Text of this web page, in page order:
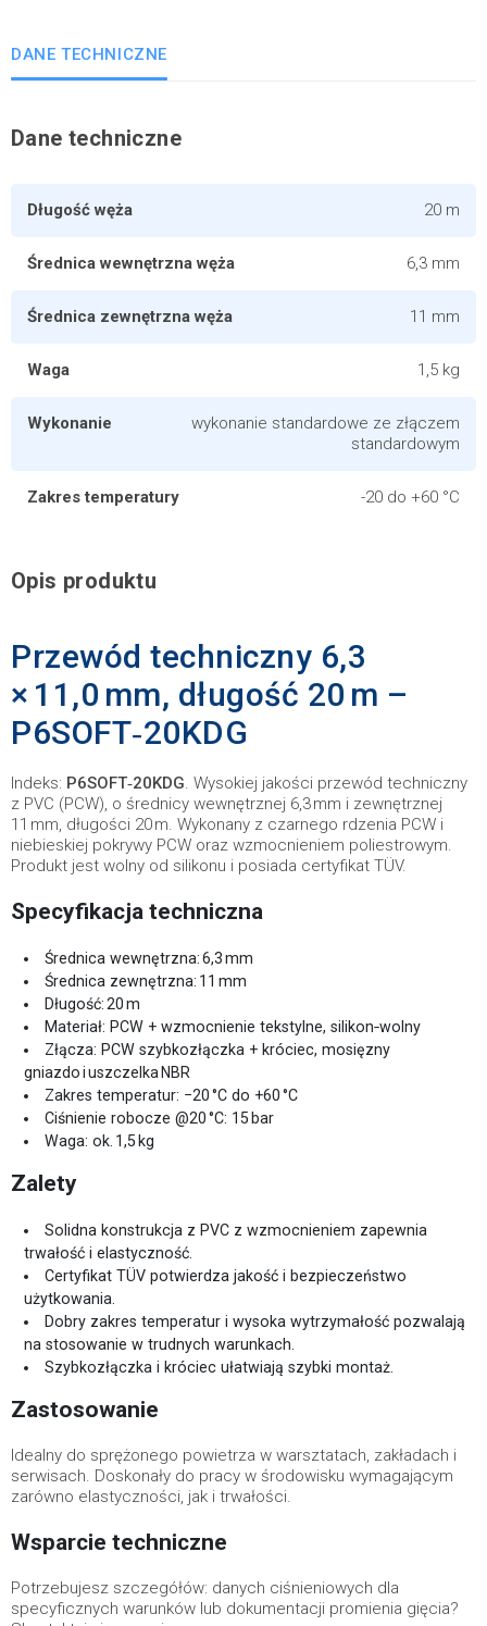
DANE TECHNICZNE
Dane techniczne
Długość węża 20 m
Średnica wewnętrzna węża 6,3 mm
Średnica zewnętrzna węża 11 mm
Waga 1,5 kg
Wykonanie
wykonanie standardowe ze złączem
standardowym
Zakres temperatury -20 do +60 °C
Opis produktu
Przewód techniczny 6,3
× 11,0 mm, długość 20 m –
P6SOFT‑20KDG
Indeks: P6SOFT‑20KDG. Wysokiej jakości przewód techniczny
z PVC (PCW), o średnicy wewnętrznej 6,3 mm i zewnętrznej
11 mm, długości 20 m. Wykonany z czarnego rdzenia PCW i
niebieskiej pokrywy PCW oraz wzmocnieniem poliestrowym.
Produkt jest wolny od silikonu i posiada certyfikat TÜV.
Specyfikacja techniczna
Średnica wewnętrzna: 6,3 mm
Średnica zewnętrzna: 11 mm
Długość: 20 m
Materiał: PCW + wzmocnienie tekstylne, silikon‑wolny
Złącza: PCW szybkozłączka + króciec, mosięzny
gniazdo i uszczelka NBR
Zakres temperatur: −20 °C do +60 °C
Ciśnienie robocze @20 °C: 15 bar
Waga: ok. 1,5 kg
Zalety
Solidna konstrukcja z PVC z wzmocnieniem zapewnia
trwałość i elastyczność.
Certyfikat TÜV potwierdza jakość i bezpieczeństwo
użytkowania.
Dobry zakres temperatur i wysoka wytrzymałość pozwalają
na stosowanie w trudnych warunkach.
Szybkozłączka i króciec ułatwiają szybki montaż.
Zastosowanie
Idealny do sprężonego powietrza w warsztatach, zakładach i
serwisach. Doskonały do pracy w środowisku wymagającym
zarówno elastyczności, jak i trwałości.
Wsparcie techniczne
Potrzebujesz szczegółów: danych ciśnieniowych dla
specyficznych warunków lub dokumentacji promienia gięcia?